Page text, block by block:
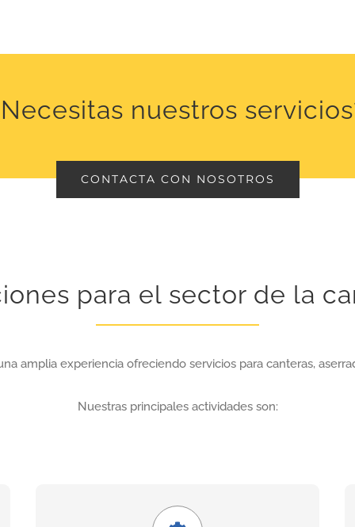
nuestros
CONTACTA CON NOSOTROS
para el sector de la
amplia experiencia ofreciendo servicios para canteras,
Nuestras principales actividades son:
Amplia gama